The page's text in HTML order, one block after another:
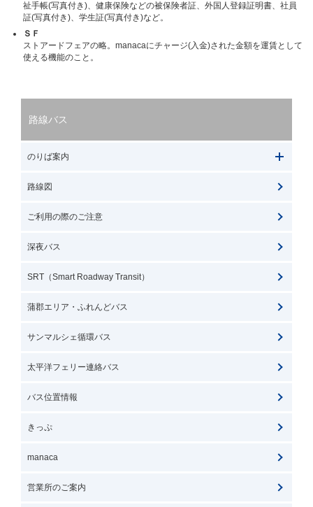
祉手帳(写真付き)、健康保険などの被保険者証、外国人登録証明書、社員
証(写真付き)、学生証(写真付き)など。
ＳＦ
ストアードフェアの略。manacaにチャージ(入金)された金額を運賃として
使える機能のこと。
路線バス
のりば案内
路線図
ご利用の際のご注意
深夜バス
SRT（Smart Roadway Transit）
蒲郡エリア・ふれんどバス
サンマルシェ循環バス
太平洋フェリー連絡バス
バス位置情報
きっぷ
manaca
営業所のご案内